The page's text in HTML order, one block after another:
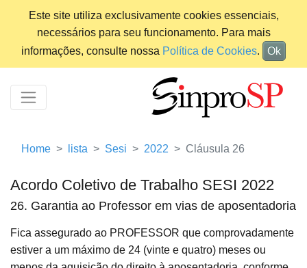
Este site utiliza exclusivamente cookies essenciais,
necessários para seu funcionamento. Para mais
informações, consulte nossa Política de Cookies. Ok
Home lista Sesi 2022 Cláusula 26
Acordo Coletivo de Trabalho SESI 2022
26. Garantia ao Professor em vias de aposentadoria
Fica assegurado ao PROFESSOR que comprovadamente
estiver a um máximo de 24 (vinte e quatro) meses ou